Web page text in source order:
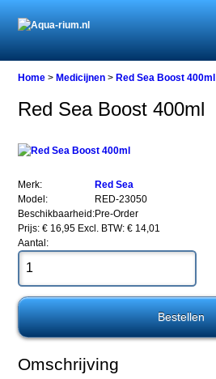
Home
Red
400ml
Boost
400ml
Home >Medicijnen >Red Sea Boost 400ml
Red Sea Boost 400ml
Merk:
Red Sea
Model:
RED-23050
Beschikbaarheid:Pre-Order
Prijs: € 16,95 Excl. BTW: € 14,01
Aantal:
Omschrijving